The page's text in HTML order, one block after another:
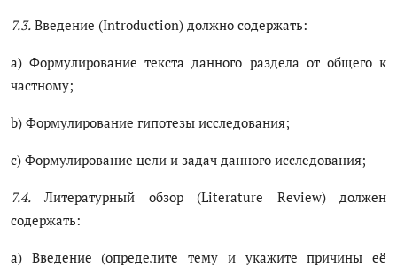
7.3. Введение (Introduction) должно содержать:
a) Формулирование текста данного раздела от общего к
частному;
b) Формулирование гипотезы исследования;
c) Формулирование цели и задач данного исследования;
7.4. Литературный обзор (Literature Review) должен
содержать:
a) Введение (определите тему и укажите причины её